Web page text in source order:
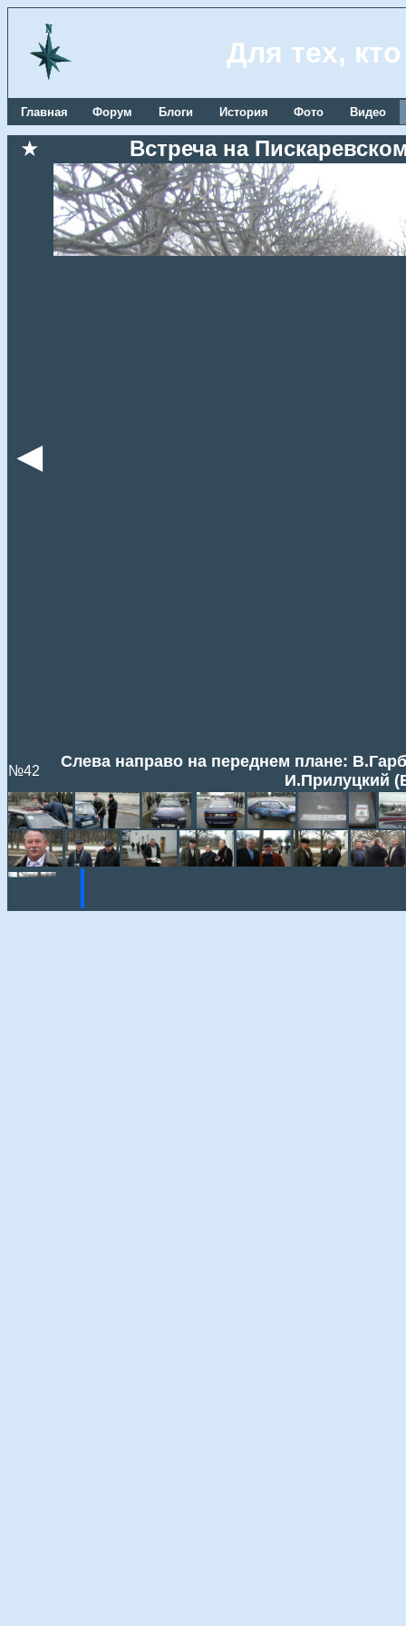
Для тех,
Главная Форум Блоги История Фото Видео
★ Встреча на
◄
№42
Слева направо на переднем плане:
И.Прилуцкий